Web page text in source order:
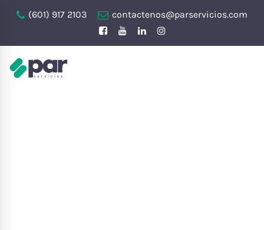
(601) 917 2103 contactenos@parservicios.com